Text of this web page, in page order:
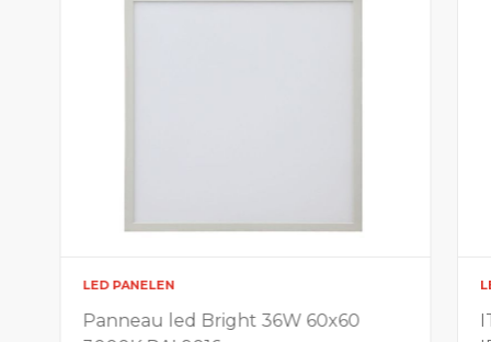
LED PANELEN
Panneau led Bright 36W 60x60